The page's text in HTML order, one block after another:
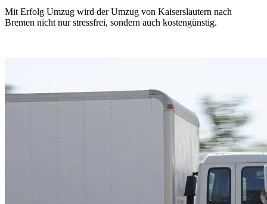
Mit Erfolg Umzug wird der Umzug von Kaiserslautern nach
Bremen nicht nur stressfrei, sondern auch kostengünstig.